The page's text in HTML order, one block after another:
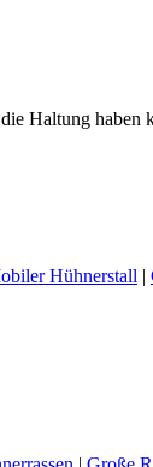
Haltung
Hühnerstall |